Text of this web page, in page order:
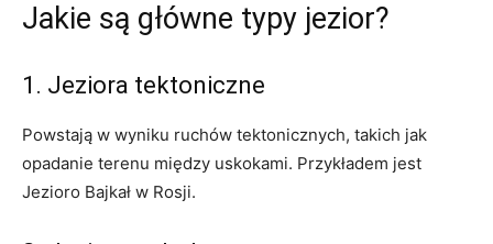
Jakie są główne typy jezior?
1. Jeziora tektoniczne
Powstają w wyniku ruchów tektonicznych, takich jak
opadanie terenu między uskokami. Przykładem jest
Jezioro Bajkał w Rosji.